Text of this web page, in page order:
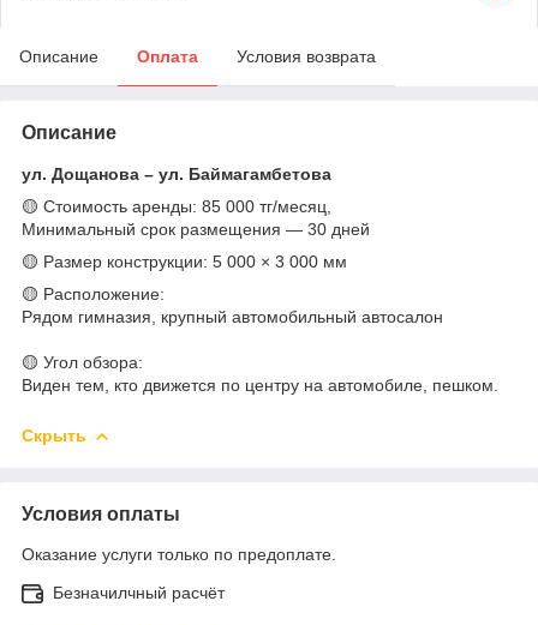
Описание Оплата Условия возврата
Описание
ул. Дощанова – ул. Баймагамбетова
🟡 Стоимость аренды: 85 000 тг/месяц,
Минимальный срок размещения — 30 дней
🟡 Размер конструкции: 5 000 × 3 000 мм
🟡 Расположение:
Рядом гимназия, крупный автомобильный автосалон
🟡 Угол обзора:
Виден тем, кто движется по центру на автомобиле, пешком.
Скрыть
Условия оплаты
Оказание услуги только по предоплате.
Безначилчный расчёт